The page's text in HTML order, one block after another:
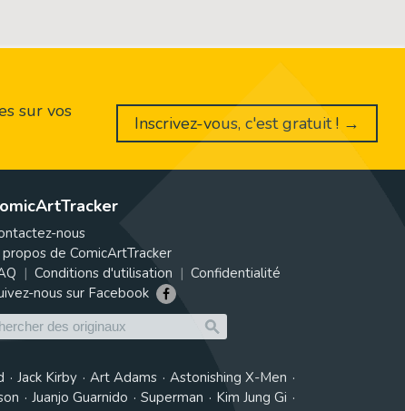
sur vos
Inscrivez-vous, c'est gratuit ! →
nous
de ComicArtTracker
Conditions d'utilisation
Confidentialité
nous sur Facebook
Jack Kirby Art Adams
Astonishing X-Men
Juanjo Guarnido Superman
Kim Jung Gi